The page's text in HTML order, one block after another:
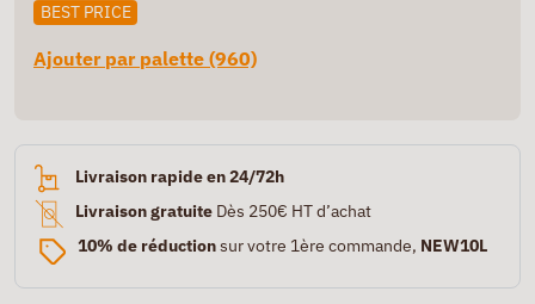
BEST PRICE
Ajouter par palette (960)
Livraison rapide en 24/72h
Livraison gratuite Dès 250€ HT d’achat
10% de réductionsur votre 1ère commande, NEW10L